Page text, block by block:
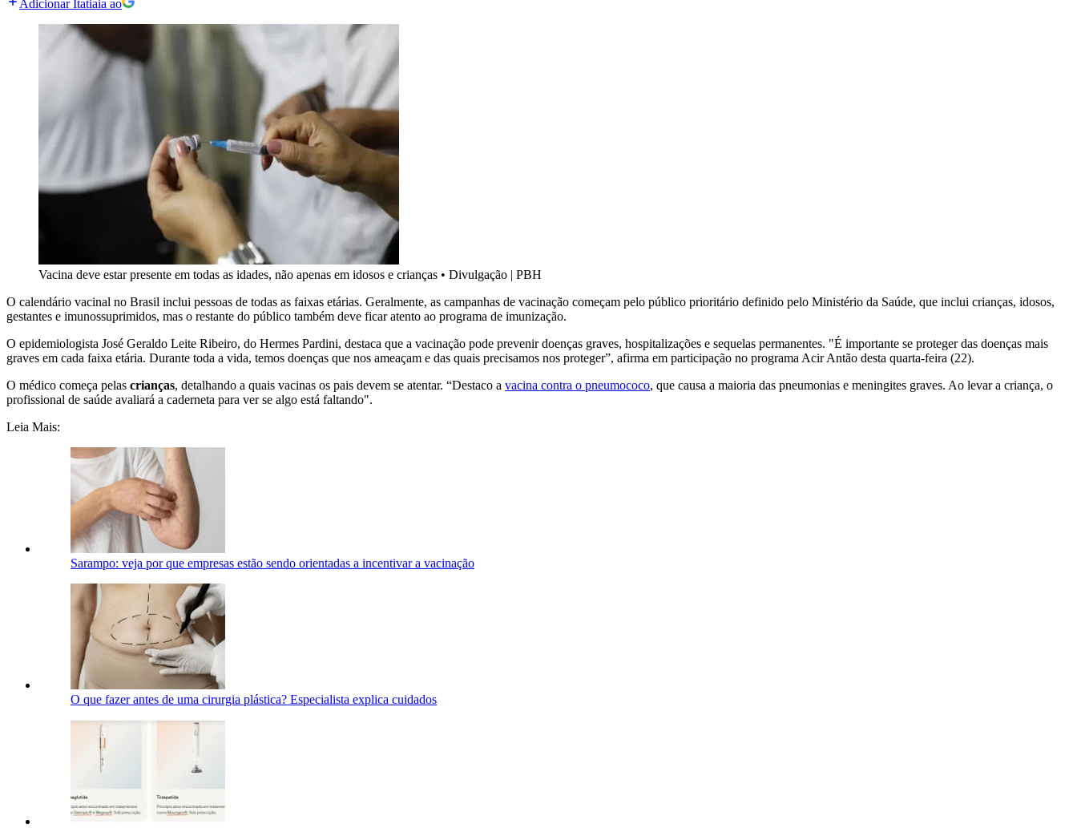
Adicionar Itatiaia ao
Vacina deve estar presente em todas as idades, não apenas em idosos e crianças • Divulgação | PBH
O calendário vacinal no Brasil inclui pessoas de todas as faixas etárias. Geralmente, as campanhas de vacinação começam pelo público prioritário definido pelo Ministério da Saúde, que inclui crianças, idosos,
gestantes e imunossuprimidos, mas o restante do público também deve ficar atento ao programa de imunização.
O epidemiologista José Geraldo Leite Ribeiro, do Hermes Pardini, destaca que a vacinação pode prevenir doenças graves, hospitalizações e sequelas permanentes. "É importante se proteger das doenças mais
graves em cada faixa etária. Durante toda a vida, temos doenças que nos ameaçam e das quais precisamos nos proteger”, afirma em participação no programa Acir Antão desta quarta-feira (22).
O médico começa pelas crianças, detalhando a quais vacinas os pais devem se atentar. “Destaco a vacina contra o pneumococo, que causa a maioria das pneumonias e meningites graves. Ao levar a criança, o
profissional de saúde avaliará a caderneta para ver se algo está faltando".
Leia Mais:
Sarampo: veja por que empresas estão sendo orientadas a incentivar a vacinação
O que fazer antes de uma cirurgia plástica? Especialista explica cuidados